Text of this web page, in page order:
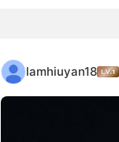
lamhiuyan18